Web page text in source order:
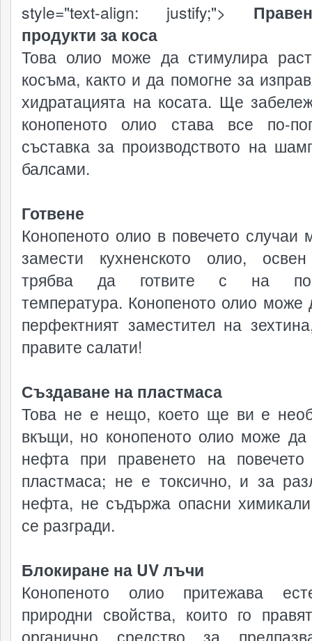
style="text-align: justify;">
продукти за коса
Това олио може да стимулира
косъма, както и да помогне за
хидратацията на косата. Ще
конопеното олио става все по-
съставка за производството на
балсами.
Готвене
Конопеното олио в повечето случаи
замести кухненското олио, освен
трябва да готвите с на по-
температура. Конопеното олио може
перфектният заместител на
правите салати!
Създаване на пластмаса
Това не е нещо, което ще ви е
вкъщи, но конопеното олио може
нефта при правенето на повечето
пластмаса; не е токсично, и за
нефта, не съдържа опасни
се разгради.
Блокиране на UV лъчи
Конопеното олио притежава
природни свойства, които го